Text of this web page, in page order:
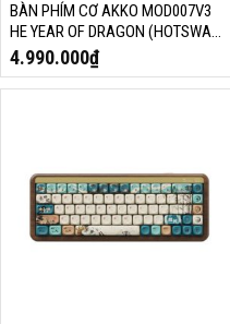
BÀN PHÍM CƠ AKKO MOD007V3
HE YEAR OF DRAGON (HOTSWAP
/ RGB / USB TYPE C 8K HZ/
MAGNETIC SWITCH / RAPID
TRIGGER)
4.990.000₫